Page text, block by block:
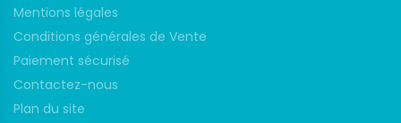
Mentions légales
Conditions générales de Vente
Paiement sécurisé
Contactez-nous
Plan du site